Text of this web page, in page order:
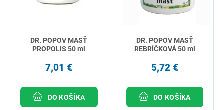
DR. POPOV MASŤ
PROPOLIS 50 ml
7,01 €
DO KOŠÍKA
DR. POPOV MASŤ
REBRÍČKOVÁ 50 ml
5,72 €
DO KOŠÍKA